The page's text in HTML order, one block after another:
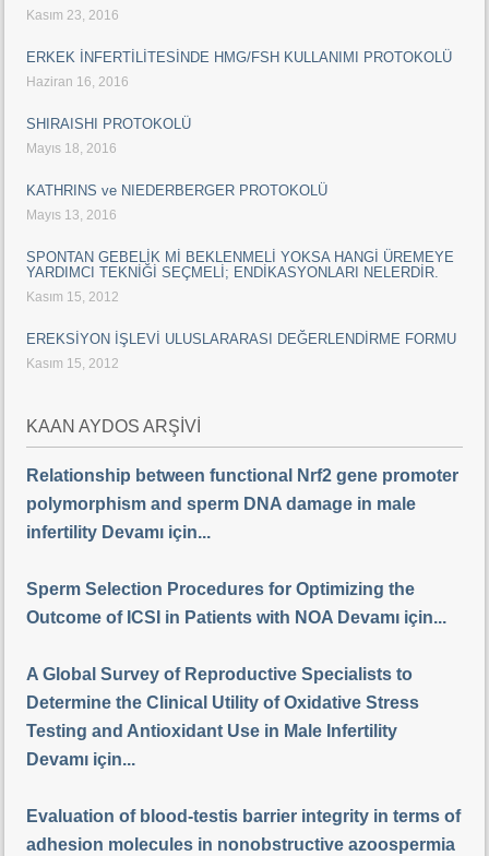
Kasım 23, 2016
ERKEK İNFERTİLİTESİNDE HMG/FSH KULLANIMI PROTOKOLÜ
Haziran 16, 2016
SHIRAISHI PROTOKOLÜ
Mayıs 18, 2016
KATHRINS ve NIEDERBERGER PROTOKOLÜ
Mayıs 13, 2016
SPONTAN GEBELİK Mİ BEKLENMELİ YOKSA HANGİ ÜREMEYE
YARDIMCI TEKNİĞİ SEÇMELİ; ENDİKASYONLARI NELERDİR.
Kasım 15, 2012
EREKSİYON İŞLEVİ ULUSLARARASI DEĞERLENDİRME FORMU
Kasım 15, 2012
KAAN AYDOS ARŞİVİ
Relationship between functional Nrf2 gene promoter
polymorphism and sperm DNA damage in male
infertility Devamı için...
Sperm Selection Procedures for Optimizing the
Outcome of ICSI in Patients with NOA Devamı için...
A Global Survey of Reproductive Specialists to
Determine the Clinical Utility of Oxidative Stress
Testing and Antioxidant Use in Male Infertility
Devamı için...
Evaluation of blood-testis barrier integrity in terms of
adhesion molecules in nonobstructive azoospermia